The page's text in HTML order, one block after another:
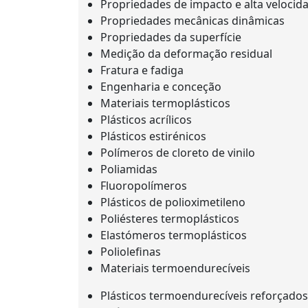
Propriedades de impacto e alta
Propriedades mecânicas dinâmicas
Propriedades da superfície
Medição da deformação residual
Fratura e fadiga
Engenharia e conceção
Materiais termoplásticos
Plásticos acrílicos
Plásticos estirénicos
Polímeros de cloreto de vinilo
Poliamidas
Fluoropolímeros
Plásticos de polioximetileno
Poliésteres termoplásticos
Elastómeros termoplásticos
Poliolefinas
Materiais termoendurecíveis
Plásticos termoendurecíveis reforçados